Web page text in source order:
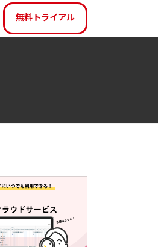
無料トライアル